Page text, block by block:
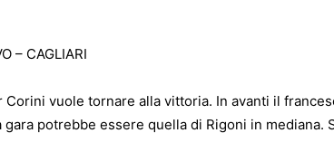
– CAGLIARI
Corini vuole tornare alla vittoria. In avanti il
gara potrebbe essere quella di Rigoni in mediana.